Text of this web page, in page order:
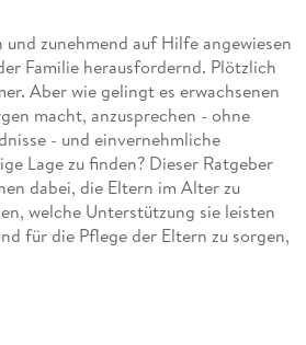
zunehmend auf Hilfe angewiesen
Familie herausfordernd. Plötzlich
Aber wie gelingt es erwachsenen
macht, anzusprechen - ohne
- und einvernehmliche
Lage zu finden? Dieser Ratgeber
dabei, die Eltern im Alter zu
welche Unterstützung sie leisten
für die Pflege der Eltern zu sorgen,
im Alter sowie Checklisten für